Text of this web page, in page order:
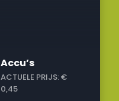
Accu’s
ACTUELE PRIJS:€
0,45